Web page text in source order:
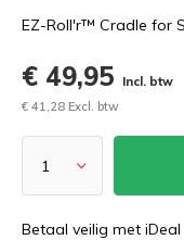
EZ-Roll'r™ Cradle for
€ 49,95
Incl. btw
€ 41,28 Excl. btw
Betaal veilig met iDeal